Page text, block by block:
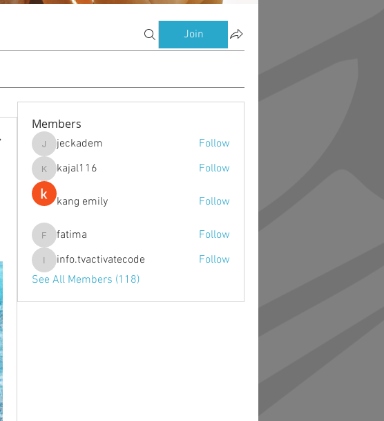
Join
Members
jeckadem
jeckadem Follow
kajal116
kajal116 Follow
kang emily Follow
fatima
fatima Follow
info.tvactivatecode
info.tvactivatecode
Follow
See All Members (118)